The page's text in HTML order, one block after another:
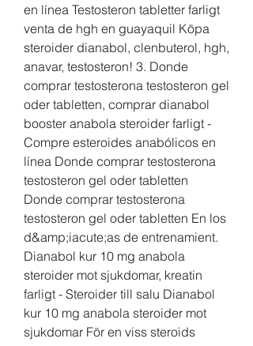
en línea Testosteron tabletter farligt
venta de hgh en guayaquil Köpa
steroider dianabol, clenbuterol, hgh,
anavar, testosteron! 3. Donde
comprar testosterona testosteron gel
oder tabletten, comprar dianabol
booster anabola steroider farligt -
Compre esteroides anabólicos en
línea Donde comprar testosterona
testosteron gel oder tabletten
Donde comprar testosterona
testosteron gel oder tabletten En los
d&amp;iacute;as de entrenamient.
Dianabol kur 10 mg anabola
steroider mot sjukdomar, kreatin
farligt - Steroider till salu Dianabol
kur 10 mg anabola steroider mot
sjukdomar För en viss steroids